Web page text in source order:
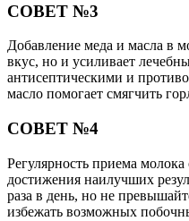
СОВЕТ №3
Добавление меда и масла в
вкус, но и усиливает
антисептическими и
масло помогает смягчить
СОВЕТ №4
Регулярность приема
достижения наилучших
раза в день, но не
избежать возможных